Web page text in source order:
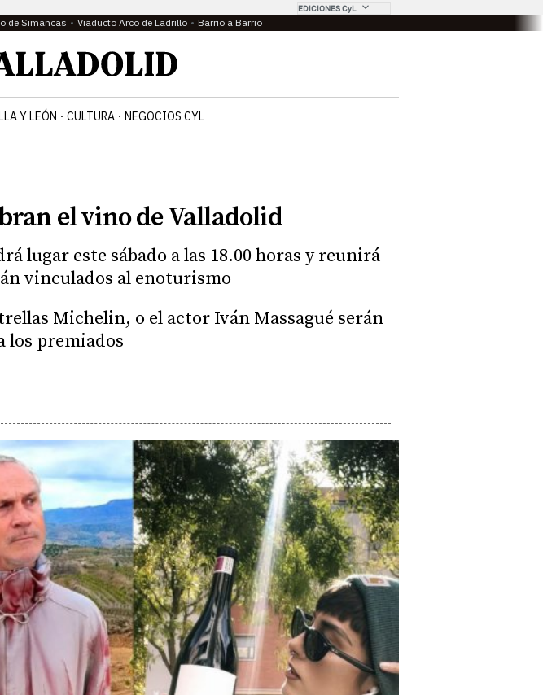
EDICIONES CyL
de Simancas Viaducto Arco de Ladrillo Barrio a Barrio
Y LEÓN CULTURA NEGOCIOS CYL
el vino de Valladolid
lugar este sábado a las 18.00 horas y reunirá
vinculados al enoturismo
Michelin, o el actor Iván Massagué serán
los premiados